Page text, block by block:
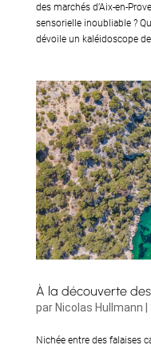
des marchés d’Aix-en-
sensorielle inoubliable ?
dévoile un kaléidoscope de
À la découverte
par Nicolas Hullmann
Nichée entre des falaises